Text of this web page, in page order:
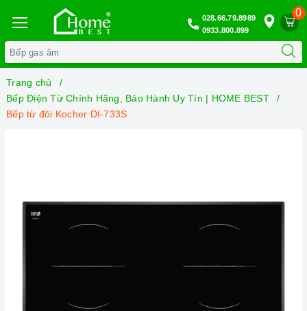
0
028.66.79.8989
0933.800.899
Trang chủ
Bếp Điện Từ Chính Hãng, Bảo Hành Uy Tín | HOME BEST
Bếp từ đôi Kocher DI-733S